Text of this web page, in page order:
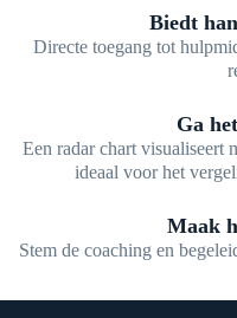
Biedt
Directe toegang tot
Ga
Een radar chart visualiseert
ideaal voor het
Maak
Stem de coaching en